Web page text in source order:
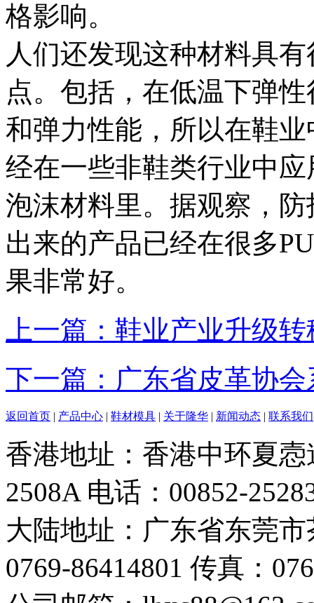
格影响。
人们还发现这种材料具
点。包括，在低温下弹
和弹力性能，所以在鞋
经在一些非鞋类行业中
泡沫材料里。据观察，
出来的产品已经在很多
果非常好。
上一篇：鞋业产业升级
下一篇：广东省皮革协
返回首页 | 产品中心 | 鞋材模具 | 关于隆华 | 新闻动态 | 联系我们
香港地址：香港中环夏
2508A 电话：00852-
大陆地址：广东省东莞
0769-86414801 传真：